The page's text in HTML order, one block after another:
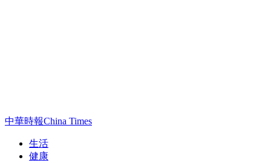
中華時報China Times
生活
健康